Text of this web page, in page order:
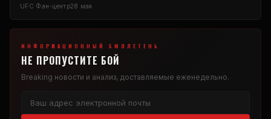
UFC Фан-центр28 мая
ИНФОРМАЦИОННЫЙ БЮЛЛЕТЕНЬ
НЕ ПРОПУСТИТЕ БОЙ
Breaking новости и анализ, доставляемые еженедельно.